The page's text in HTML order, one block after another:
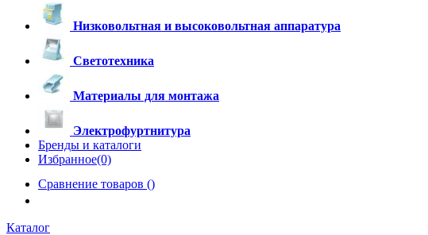
Низковольтная и высоковольтная аппаратура
Светотехника
Материалы для монтажа
Электрофуртнитура
Бренды и каталоги
Избранное(0)
Сравнение товаров ()
Каталог